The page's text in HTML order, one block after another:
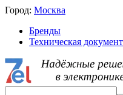
Город: Москва
Бренды
Техническая